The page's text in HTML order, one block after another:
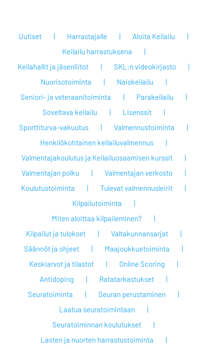
Uutiset Harrastajalle
Aloita Keilailu
Keilailu harrastuksena
Keilahallit ja jäsenliitot
SKL:n videokirjasto
Nuorisotoiminta
Naiskeilailu
Seniori- ja veteraanitoiminta
Parakeilailu
Soveltava keilailu
Lisenssit
Sporttiturva-vakuutus
Valmennustoiminta
Henkilökohtainen keilailuvalmennus
Valmentajakoulutus ja Keilailuosaamisen kurssit
Valmentajan polku
Valmentajan verkosto
Koulutustoiminta
Tulevat valmennusleirit
Kilpailutoiminta
Miten aloittaa kilpaileminen?
Kilpailut ja tulokset
Valtakunnansarjat
Säännöt ja ohjeet
Maajoukkuetoiminta
Keskiarvot ja tilastot
Online Scoring
Antidoping
Ratatarkastukset
Seuratoiminta
Seuran perustaminen
Laatua seuratoimintaan
Seuratoiminnan koulutukset
Lasten ja nuorten harrastustoiminta